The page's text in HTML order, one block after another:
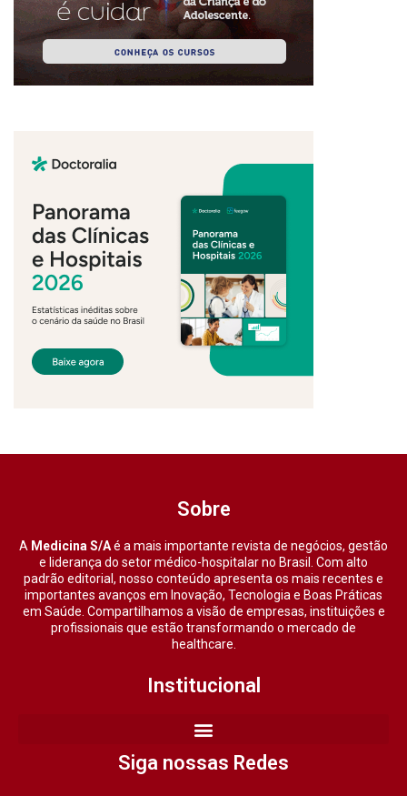
Sobre
A Medicina S/Aé a mais importante revista de negócios, gestão
e liderança do setor médico-hospitalar no Brasil. Com alto
padrão editorial, nosso conteúdo apresenta os mais recentes e
importantes avanços em Inovação, Tecnologia e Boas Práticas
em Saúde. Compartilhamos a visão de empresas, instituições e
profissionais que estão transformando o mercado de
healthcare.
Institucional
Siga nossas Redes